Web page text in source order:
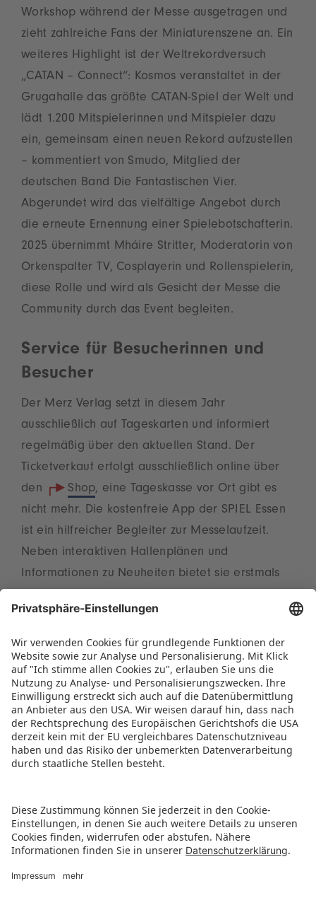
Workshop während der Messe ausgetragen und
zieht zahlreiche Fans der Miniaturenszene an. Ein
weiteres Highlight ist der Weltrekordversuch
„CATAN – Connect“: Kosmos veranstaltet in der
Grugahalle das größte CATAN-Spiel der Welt und
lädt 1.200 Mitspielerinnen und Mitspieler dazu
ein, gemeinsam einen neuen Rekord aufzustellen
– kommentiert von Smudo, Mitglied der
deutschen Band Die Fantastischen Vier.
Abgerundet wird das vielfältige Angebot durch
die erneute Ernennung einer Spielebotschafterin.
2025 übernimmt Mháire Stritter, Moderatorin von
Orkenspalter TV, Cosplayerin und Rollenspielerin,
diese Rolle und wird als Gesicht der Messe die
Community durch das Event begleiten.
Service für Besucherinnen und
Besucher
Der Merz Verlag setzt in diesem Jahr
ausschließlich auf Tageskarten und informiert
regelmäßig über den aktuellen Stand. Der
Ticketverkauf erfolgt ausschließlich online über
den
Shop, eine Tageskasse vor Ort gibt es
nicht mehr. Die kostenfreie App der SPIEL Essen
ist ein hilfreicher Begleiter zur Messelaufzeit.
Neben interaktiven Hallenplänen und
Informationen zu Neuheiten bietet sie erstmals
sortieren. Ab dem 4. September wird die
Anwendung in allen App-Stores zum Download
bereitstehen. Die Brettspielmesse hat von
Donnerstag bis Samstag von 10 bis 19 Uhr sowie
am Sonntag bis 18 Uhr geöffnet.
PRESSEMITTEILUNG ALS PDF HERUNTERLADEN